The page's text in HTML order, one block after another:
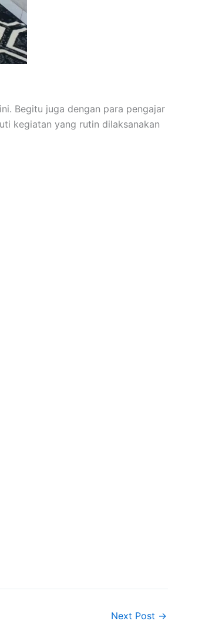
Begitu juga dengan para pengajar
kegiatan yang rutin dilaksanakan
Next Post →